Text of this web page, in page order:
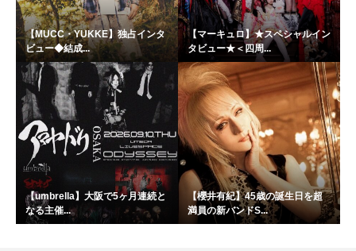
【MUCC・YUKKE】独占インタ
ビュー◆結成...
【マーキュロ】★スペシャルイン
タビュー★＜四周...
【umbrella】大阪で5ヶ月連続と
なる主催...
【櫻井有紀】45歳の誕生日を超
満員の新バンドS...